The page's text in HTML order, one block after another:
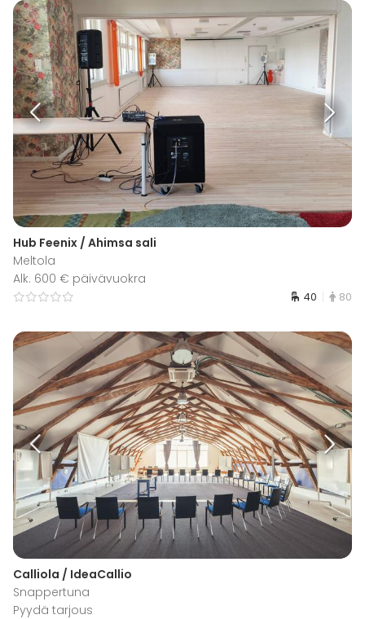
Hub Feenix / Ahimsa sali
Meltola
Alk. 600 € päivävuokra
40 80
Calliola / IdeaCallio
Snappertuna
Pyydä tarjous